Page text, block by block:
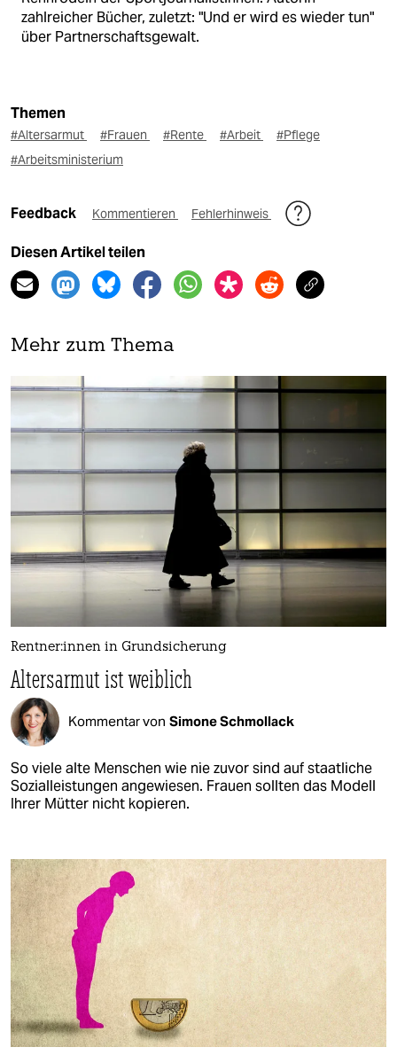
zahlreicher Bücher, zuletzt: "Und er wird es wieder tun"
über Partnerschaftsgewalt.
Themen
#Altersarmut #Frauen #Rente #Arbeit
#Pflege
#Arbeitsministerium
Feedback Kommentieren Fehlerhinweis
Diesen Artikel teilen
Mehr zum Thema
Rent­ne­r:in­nen in Grundsicherung
Altersarmut ist weiblich
Kommentar von Simone Schmollack
So viele alte Menschen wie nie zuvor sind auf staatliche
Sozialleistungen angewiesen. Frauen sollten das Modell
Ihrer Mütter nicht kopieren.